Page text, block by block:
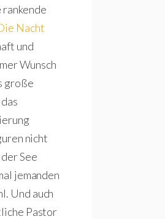
rankende
Nacht
und
Wunsch
große
nicht
See
jemanden
Und auch
Pastor